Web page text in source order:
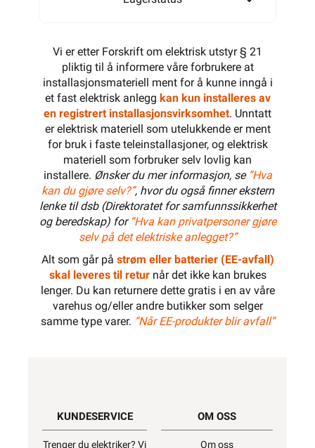
Vi er etter Forskrift om elektrisk utstyr § 21
pliktig til å informere våre forbrukere at
installasjonsmateriell ment for å kunne inngå i
et fast elektrisk anlegg kan kun installeres av
en registrert installasjonsvirksomhet. Unntatt
er elektrisk materiell som utelukkende er ment
for bruk i faste teleinstallasjoner, og elektrisk
materiell som forbruker selv lovlig kan
installere. Ønsker du mer informasjon, se ”Hva
kan du gjøre selv?”, hvor du også finner ekstern
lenke til dsb (Direktoratet for samfunnssikkerhet
og beredskap) for “Hva kan privatpersoner gjøre
selv på det elektriske anlegget?”
Alt som går på strøm eller batterier (EE-avfall)
skal leveres til returnår det ikke kan brukes
lenger. Du kan returnere dette gratis i en av våre
varehus og/eller andre butikker som selger
samme type varer. “Når EE-produkter blir avfall”
KUNDESERVICE
Trenger du elektriker? Vi
OM OSS
Om oss